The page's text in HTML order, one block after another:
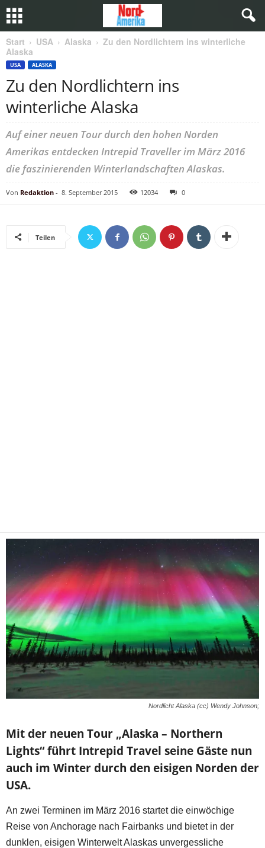
Start USA Alaska
Zu den Nordlichtern ins winterliche
Alaska
USA ALASKA
Zu den Nordlichtern ins
winterliche Alaska
Auf einer neuen Tour durch den hohen Norden
Amerikas entdecken Intrepid Traveller im März 2016
die faszinierenden Winterlandschaften Alaskas.
Von Redaktion - 8. September 2015 12034 0
Teilen
Nordlicht Alaska (cc) Wendy Johnson;
Mit der neuen Tour „Alaska – Northern
Lights“ führt Intrepid Travel seine Gäste nun
auch im Winter durch den eisigen Norden der
USA.
An zwei Terminen im März 2016 startet die einwöchige
Reise von Anchorage nach Fairbanks und bietet in der
dunklen, eisigen Winterwelt Alaskas unvergessliche